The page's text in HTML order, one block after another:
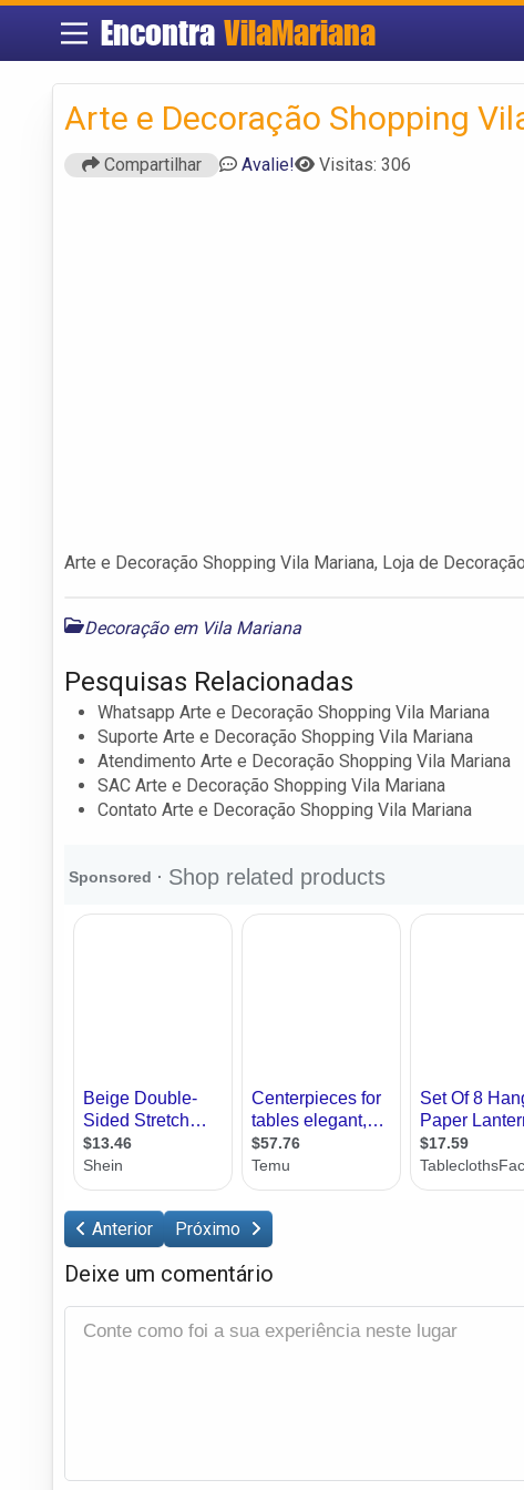
Encontra VilaMariana
Arte e Decoração Shopping
Compartilhar Avalie! Visitas: 306
Arte e Decoração Shopping Vila Mariana, Loja de
Decoração em Vila Mariana
Pesquisas Relacionadas
Whatsapp Arte e Decoração Shopping Vila Mariana
Suporte Arte e Decoração Shopping Vila Mariana
Atendimento Arte e Decoração Shopping Vila Mariana
SAC Arte e Decoração Shopping Vila Mariana
Contato Arte e Decoração Shopping Vila Mariana
Anterior Próximo
Deixe um comentário